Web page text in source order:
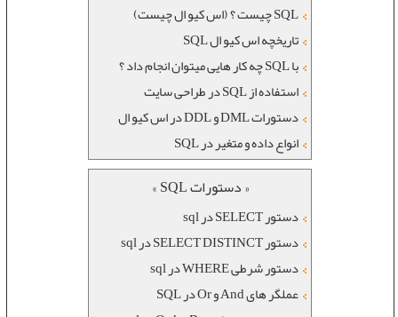
SQL چیست ؟ (اس کیو ال چیست)
تاریخچه اس کیو ال SQL
با SQL چه کار هایی میتوان انجام داد ؟
استفاده از SQL در طراحی سایت
دستورات DML و DDL در اس کیو ال
انواع داده و متغیر در SQL
« دستورات SQL »
دستور SELECT در sql
دستور SELECT DISTINCT در sql
دستور شرطی WHERE در sql
عملگر های And و Or در SQL